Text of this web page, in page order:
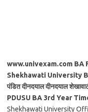
www.univexam.com BA
Shekhawati University
पंडित दीनदयाल दीनदयाल
PDUSU BA 3rd Year
Shekhawati University